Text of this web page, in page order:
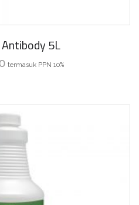
5L
termasuk PPN 10%